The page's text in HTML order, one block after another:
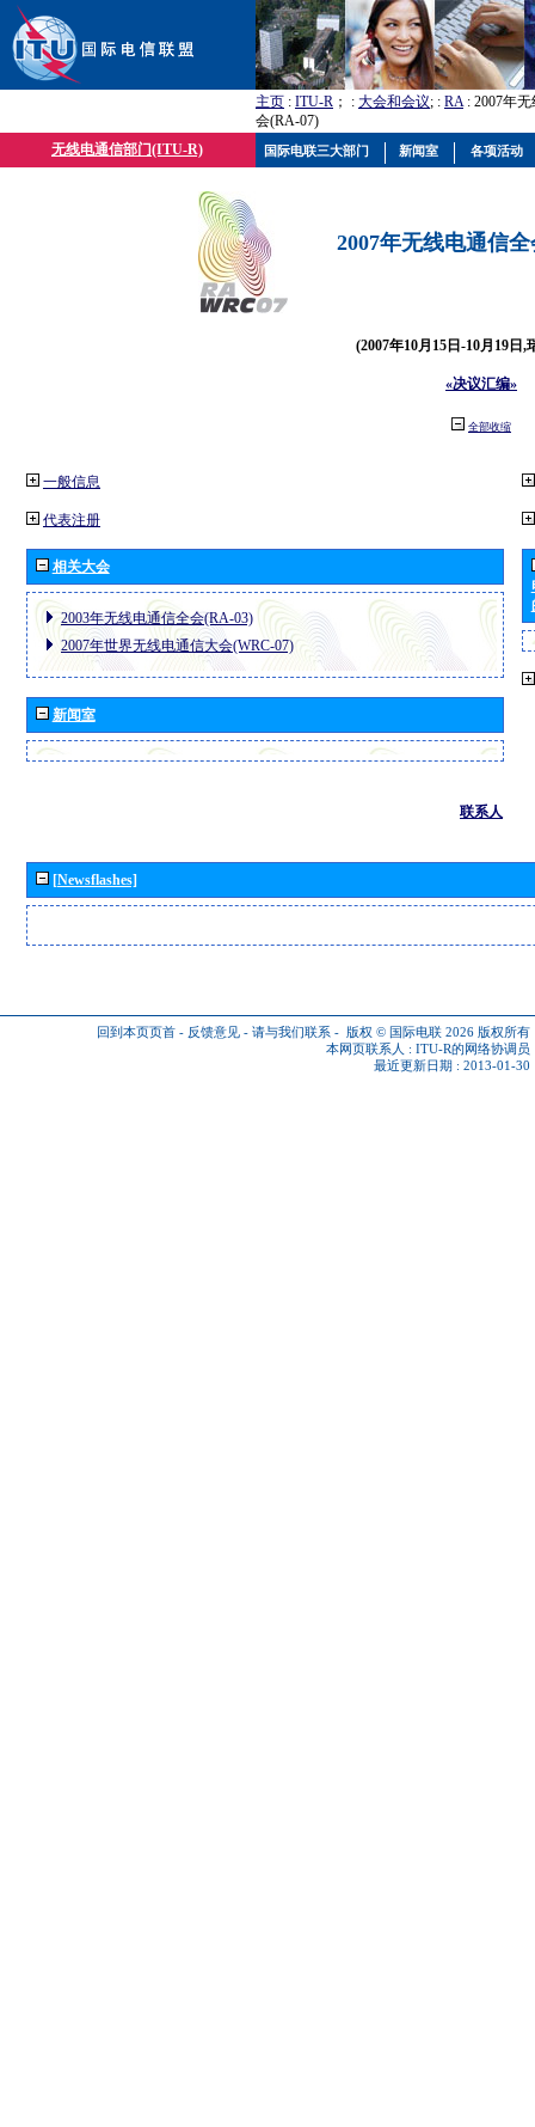
主页 : ITU-R ； : 大会和会议; : RA: 2007年
会(RA-07)
无线电通信部门(ITU-R)
2007年无线电通信
(2007年10月15日-10月19日,
«决议汇编»
全部收缩
一般信息
代表注册
相关大会
2003年无线电通信全会(RA-03)
2007年世界无线电通信大会(WRC-07)
新闻室
联系人
[Newsflashes]
回到本页页首 - 反馈意见 - 请与我们联系 - 版权 © 国际电联 2026 版权所有
本网页联系人 : ITU-R的网络协调员
最近更新日期 : 2013-01-30
国际电联三大部门 新闻室 各项活动